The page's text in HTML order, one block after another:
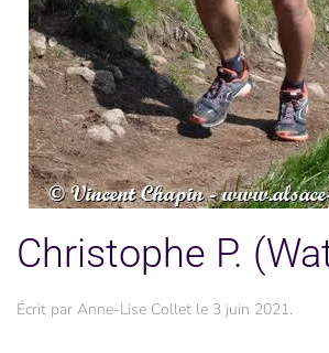
Christophe P.
Écrit par Anne-Lise Collet le 3 juin 2021.